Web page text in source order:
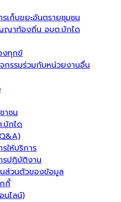
เก็บขยะอันตรายชุมชน
าท้องถิ่น อบต.บักได
งทุกข์
กรรมร่วมกับหน่วยงานอื่น
าชน
กได
ให้บริการ
รปฏิบัติงาน
ส่วนตัวของข้อมูล
กี้
นไลน์)